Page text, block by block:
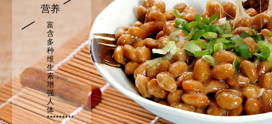
营养
富
含
多
种
维
生
素，
增
强
人
体
*********